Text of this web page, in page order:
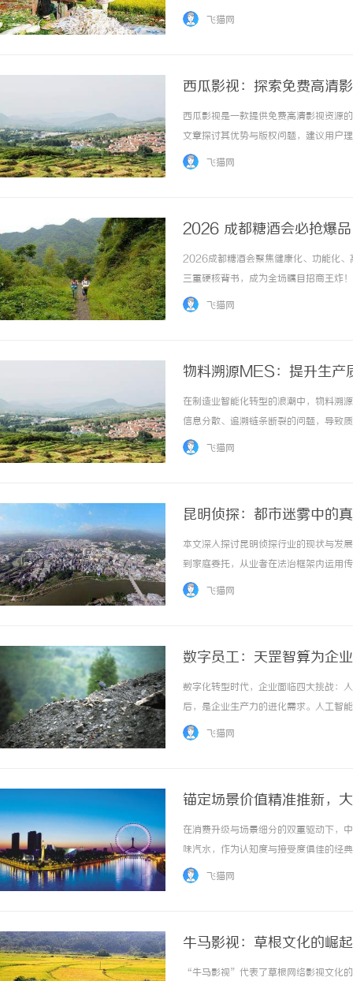
据需要调整、扫描资料需要二次排版，
飞猫网
西瓜影视：探索免费高清
西瓜影视是一款提供免费高清影视资源
文章探讨其优势与版权问题，建议用户
飞猫网
2026 成都糖酒会必抢爆
质，携手共赢健康万亿赛道
2026成都糖酒会聚焦健康化、功能化
三重硬核背书，成为全场瞩目招商王炸
全渠道动销无忧，绿杰用实力证明：选
飞猫网
物料溯源MES：提升生产
在制造业智能化转型的浪潮中，物料溯
信息分散、追溯链条断裂的问题，导致
要求日益迫切，如何通过数字化手段实
飞猫网
昆明侦探：都市迷雾中的
本文深入探讨昆明侦探行业的现状与发
到家庭委托，从业者在法治框架内运用
生态与职业精神。 ...……
飞猫网
数字员工：天罡智算为企
数字化转型时代，企业面临四大挑战：
后，是企业生产力的进化需求。人工智
决方案为企业提供技术桥梁，帮助穿越
飞猫网
锚定场景价值精准推新，
在消费升级与场景细分的双重驱动下
味汽水，作为认知度与接受度俱佳的经
旺季将至，大汽水头部品牌大窑饮品
飞猫网
牛马影视：草根文化的崛
“牛马影视”代表了草根网络影视文化